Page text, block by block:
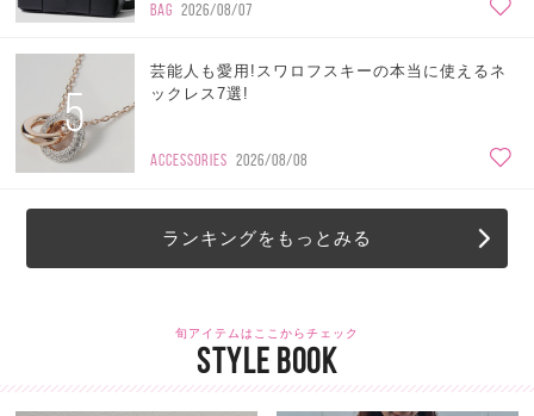
BAG 2026/08/07
5
芸能人も愛用!スワロフスキーの本当に使えるネ
ックレス7選!
ACCESSORIES 2026/08/08
ランキングをもっとみる
旬アイテムはここからチェック
STYLE BOOK